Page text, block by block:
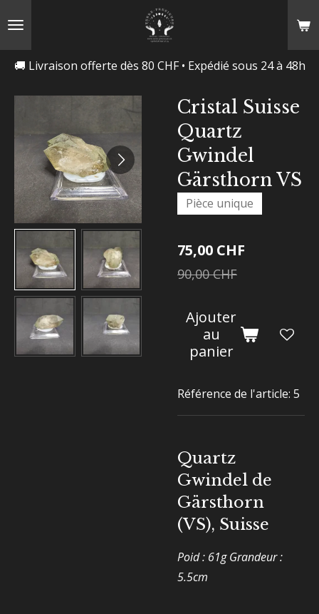
🚚 Livraison offerte dès 80 CHF • Expédié sous 24 à 48h
Cristal Suisse
Quartz
Gwindel
Gärsthorn VS
Pièce unique
75,00 CHF
90,00 CHF
Ajouter
au
panier
Référence de l'article: 5
Quartz
Gwindel de
Gärsthorn
(VS), Suisse
Poid : 61g Grandeur :
5.5cm